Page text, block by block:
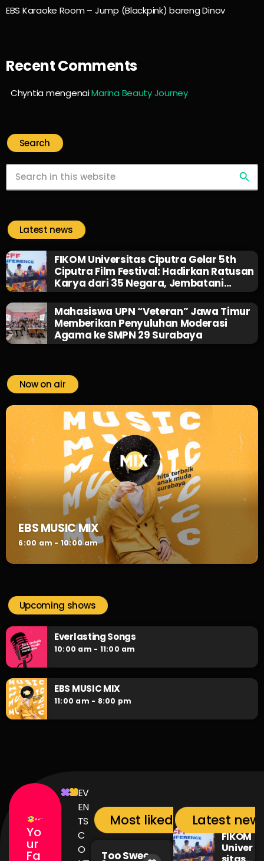
EBS Karaoke Room – Jump (Blackpink) bareng Dinov
Recent Comments
Chyntia mengenaiMarina Beauty Journey
Search
search
Latest news
FIKOM Universitas Ciputra Gelar 5th
Ciputra Film Festival: Hadirkan Ratusan
Karya dari 35 Negara, Jembatani
Sineas Muda, dan Bagikan Beasiswa 1
Miliar Rupiah!
Mahasiswa UPN “Veteran” Jawa Timur
Memberikan Penyuluhan Moderasi
Agama ke SMPN 29 Surabaya
Now on air
EBS MUSIC MIX
6:00 am - 10:00 am
Upcoming shows
Everlasting Songs
10:00 am - 11:00 am
EBS MUSIC MIX
11:00 am - 8:00 pm
Yo
ur
Fa
EV
EN
TS
C
O
Most liked songs
Too Sweet
Latest
FIKOM
Univer